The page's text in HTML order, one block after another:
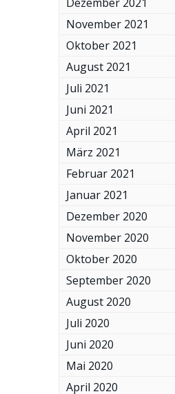
November 2021
Oktober 2021
August 2021
Juli 2021
Juni 2021
April 2021
März 2021
Februar 2021
Januar 2021
Dezember 2020
November 2020
Oktober 2020
September 2020
August 2020
Juli 2020
Juni 2020
Mai 2020
April 2020